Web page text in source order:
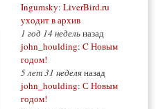
Ingumsky: LiverBird.ru
уходит в архив
1 год 14 недельназад
john_houlding: C Новым
годом!
5 лет 31 неделяназад
john_houlding: С Новым
годом!